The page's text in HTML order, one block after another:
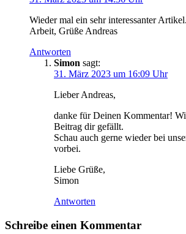
Wieder mal ein sehr interessanter
Arbeit, Grüße Andreas
Antworten
Simon sagt:
31. März 2023 um 16:09 Uhr
Lieber Andreas,
danke für Deinen Kommentar!
Beitrag dir gefällt.
Schau auch gerne wieder bei
vorbei.
Liebe Grüße,
Simon
Antworten
Schreibe einen Kommentar